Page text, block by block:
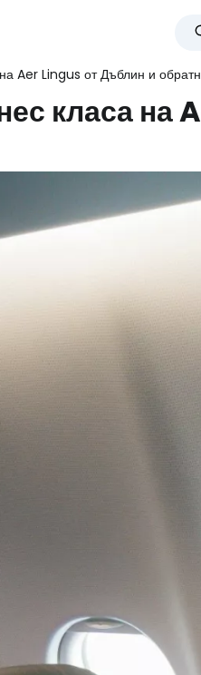
Aer Lingus от Дъблин и
класа на